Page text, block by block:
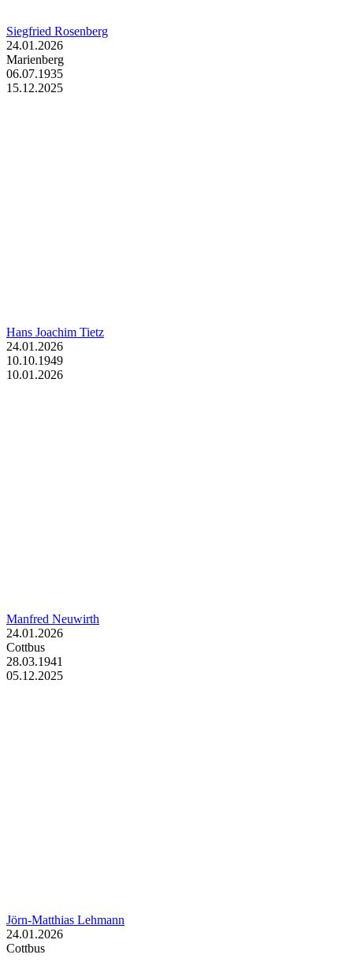
Siegfried Rosenberg
24.01.2026
Marienberg
06.07.1935
15.12.2025
Hans Joachim Tietz
24.01.2026
10.10.1949
10.01.2026
Manfred Neuwirth
24.01.2026
Cottbus
28.03.1941
05.12.2025
Jörn-Matthias Lehmann
24.01.2026
Cottbus